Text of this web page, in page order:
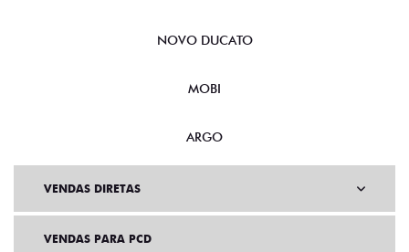
NOVO DUCATO
MOBI
ARGO
VENDAS DIRETAS
VENDAS PARA PCD